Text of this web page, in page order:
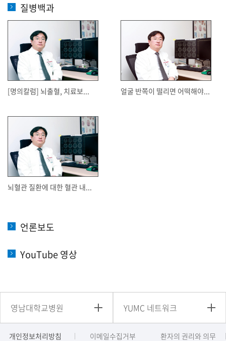
질병백과
[명의칼럼] 뇌출혈, 치료보... 얼굴 반쪽이 떨리면 어떡해야...
뇌혈관 질환에 대한 혈관 내...
언론보도
YouTube 영상
영남대학교병원 YUMC 네트워크
개인정보처리방침 이메일수집거부 환자의 권리와 의무